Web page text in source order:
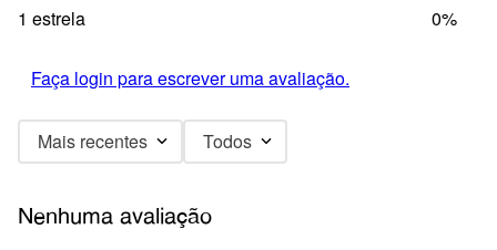
1 estrela 0%
Faça login para escrever uma avaliação.
Mais recentes Todos
Nenhuma avaliação